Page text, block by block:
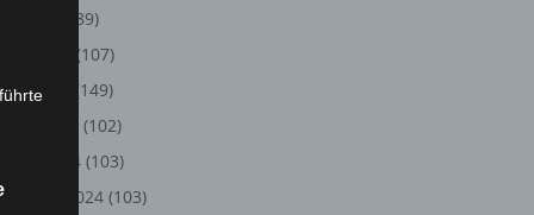
(89)
(107)
Mai 2024
(149)
(102)
März 2024 (103)
2024 (103)